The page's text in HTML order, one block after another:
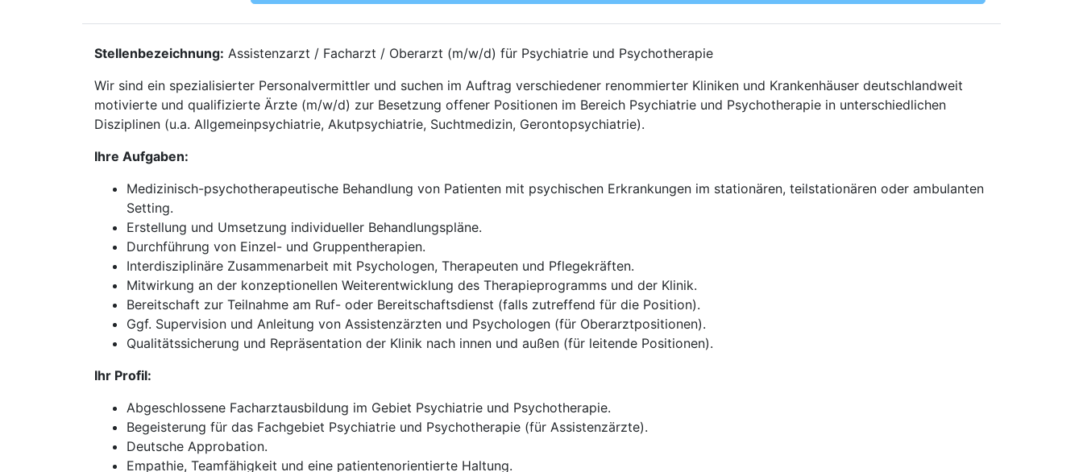
Stellenbezeichnung: Assistenzarzt / Facharzt / Oberarzt (m/w/d) für Psychiatrie und Psychotherapie
Wir sind ein spezialisierter Personalvermittler und suchen im Auftrag verschiedener renommierter Kliniken und Krankenhäuser deutschlandweit
motivierte und qualifizierte Ärzte (m/w/d) zur Besetzung offener Positionen im Bereich Psychiatrie und Psychotherapie in unterschiedlichen
Disziplinen (u.a. Allgemeinpsychiatrie, Akutpsychiatrie, Suchtmedizin, Gerontopsychiatrie).
Ihre Aufgaben:
Medizinisch-psychotherapeutische Behandlung von Patienten mit psychischen Erkrankungen im stationären, teilstationären oder ambulanten
Setting.
Erstellung und Umsetzung individueller Behandlungspläne.
Durchführung von Einzel- und Gruppentherapien.
Interdisziplinäre Zusammenarbeit mit Psychologen, Therapeuten und Pflegekräften.
Mitwirkung an der konzeptionellen Weiterentwicklung des Therapieprogramms und der Klinik.
Bereitschaft zur Teilnahme am Ruf- oder Bereitschaftsdienst (falls zutreffend für die Position).
Ggf. Supervision und Anleitung von Assistenzärzten und Psychologen (für Oberarztpositionen).
Qualitätssicherung und Repräsentation der Klinik nach innen und außen (für leitende Positionen).
Ihr Profil:
Abgeschlossene Facharztausbildung im Gebiet Psychiatrie und Psychotherapie.
Begeisterung für das Fachgebiet Psychiatrie und Psychotherapie (für Assistenzärzte).
Deutsche Approbation.
Empathie, Teamfähigkeit und eine patientenorientierte Haltung.